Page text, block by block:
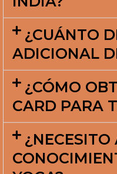
¿CÓMO
CARD PARA
¿NECESITO
YOGA?
¿COMO
EQUIPAJE?